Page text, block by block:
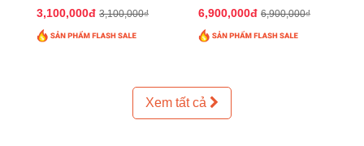
3,100,000đ 3,100,000₫ 6,900,000đ 6,900,000₫
Xem tất cả